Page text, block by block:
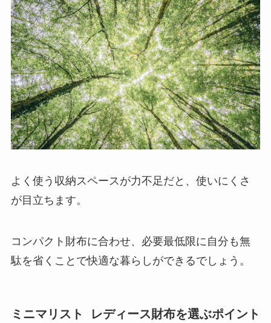
よく使う収納スペースが力不足だと、使いにくさ
が目立ちます。
コンパクト財布に合わせ、必要最低限に自分も無
駄を省くことで快適な暮らしができるでしょう。
ミニマリスト レディース財布を選ぶポイント